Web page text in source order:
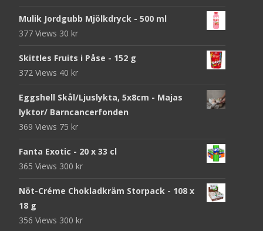
Mulik Jordgubb Mjölkdryck - 500 ml
377 Views 30 kr
Skittles Fruits i Påse - 152 g
372 Views 40 kr
Eggshell Skål/Ljuslykta, 5x8cm - Majas
lyktor/ Barncancerfonden
369 Views 75 kr
Fanta Exotic - 20 x 33 cl
365 Views 300 kr
Nöt-Créme Chokladkräm Storpack - 108 x
18 g
356 Views 300 kr